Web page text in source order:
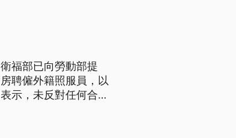
福部已向勞動部提
聘僱外籍照服員，以
示，未反對任何合法